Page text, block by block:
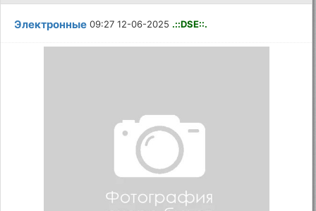
Электронные 09:27 12-06-2025 .::DSE::.